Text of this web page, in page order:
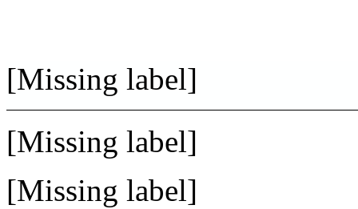
[Missing label]
[Missing label]
[Missing label]